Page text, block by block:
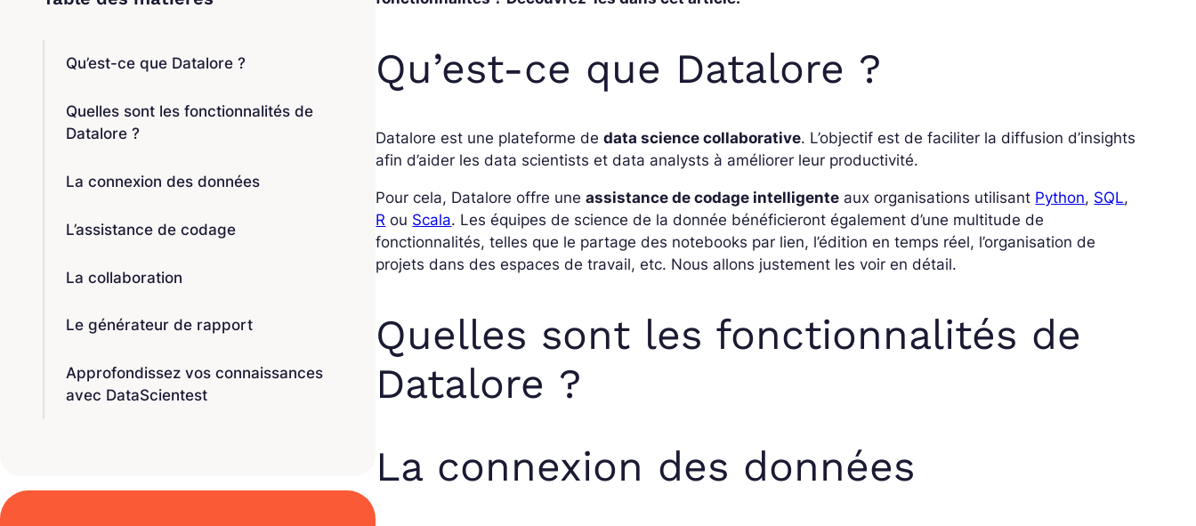
Qu’est-ce que Datalore ?
Quelles sont les fonctionnalités de
Datalore ?
La connexion des données
L’assistance de codage
La collaboration
Le générateur de rapport
Approfondissez vos connaissances
avec DataScientest
Qu’est-ce que Datalore ?
Datalore est une plateforme dedata science collaborative. L’objectif est de faciliter la diffusion d’insights
afin d’aider les data scientists et data analysts à améliorer leur productivité.
Pour cela, Datalore offre uneassistance de codage intelligente aux organisations utilisant Python, SQL,
R ou Scala. Les équipes de science de la donnée bénéficieront également d’une multitude de
fonctionnalités, telles que le partage des notebooks par lien, l’édition en temps réel, l’organisation de
projets dans des espaces de travail, etc. Nous allons justement les voir en détail.
Quelles sont les fonctionnalités de
Datalore ?
La connexion des données